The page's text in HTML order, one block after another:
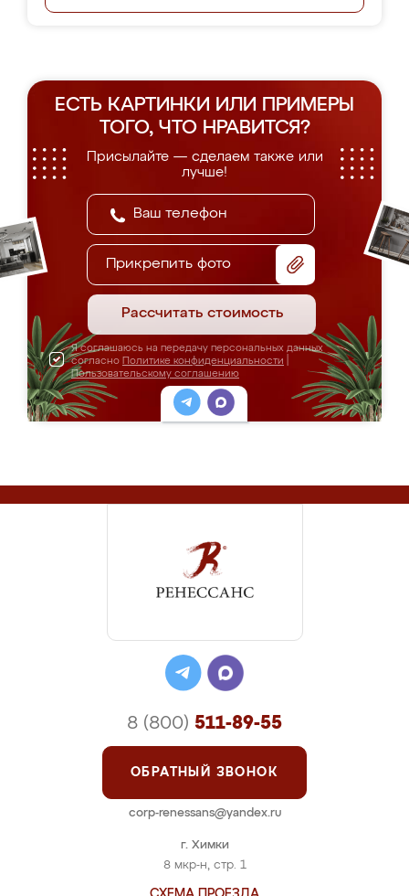
ЕСТЬ КАРТИНКИ ИЛИ ПРИМЕРЫ
ТОГО, ЧТО НРАВИТСЯ?
Присылайте — сделаем также или
лучше!
Прикрепить фото
Рассчитать стоимость
Я соглашаюсь на передачу персональных данных
согласно Политике конфиденциальности
Пользовательскому соглашению
г. Химки
8 мкр-н, стр. 1
8 (800) 511-89-55
ОБРАТНЫЙ ЗВОНОК
corp-renessans@yandex.ru